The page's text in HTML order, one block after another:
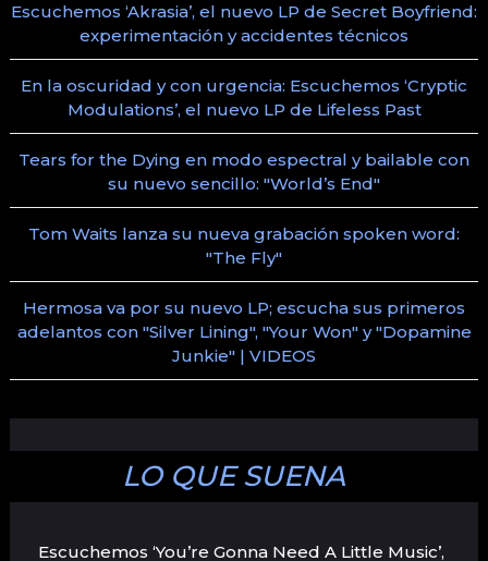
Escuchemos ‘Akrasia’, el nuevo LP de Secret Boyfriend:
experimentación y accidentes técnicos
En la oscuridad y con urgencia: Escuchemos ‘Cryptic
Modulations’, el nuevo LP de Lifeless Past
Tears for the Dying en modo espectral y bailable con
su nuevo sencillo: "World’s End"
Tom Waits lanza su nueva grabación spoken word:
"The Fly"
Hermosa va por su nuevo LP; escucha sus primeros
adelantos con "Silver Lining", "Your Won" y "Dopamine
Junkie" | VIDEOS
LO QUE SUENA
Escuchemos ‘You’re Gonna Need A Little Music’,